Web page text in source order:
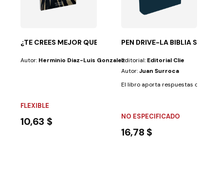
y con...
ilusiones que se enlista para ir como voluntaria a...
¿TE CREES MEJOR QUE YO?
Autor: Herminio Diaz-Luis Gonzalez
FLEXIBLE
10,63 $
PEN DRIVE-LA BIBLIA
Editorial: Editorial Clie
Autor:Juan Surroca
El libro aporta respuestas
NO ESPECIFICADO
16,78 $